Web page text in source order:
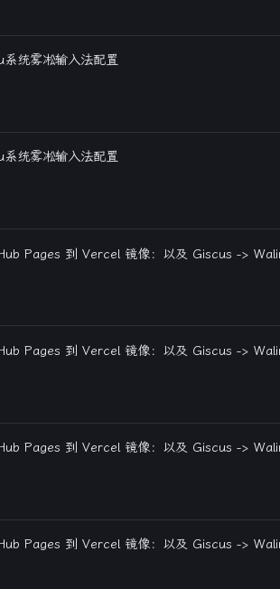
系统雾凇输入法配置
系统雾凇输入法配置
Pages 到 Vercel 镜像：以及 Giscus ->
Pages 到 Vercel 镜像：以及 Giscus ->
Pages 到 Vercel 镜像：以及 Giscus ->
Pages 到 Vercel 镜像：以及 Giscus ->